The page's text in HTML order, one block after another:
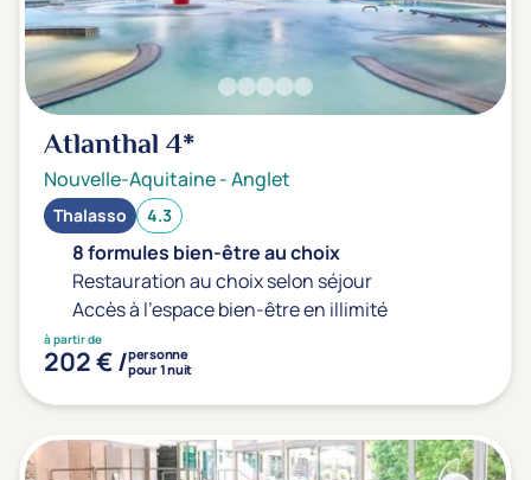
Atlanthal4*
Nouvelle-Aquitaine-Anglet
Thalasso 4.3
8 formules bien-être au choix
Restauration au choix selon séjour
Accès à l'espace bien-être en illimité
à partir de
202 € /personne
pour 1 nuit